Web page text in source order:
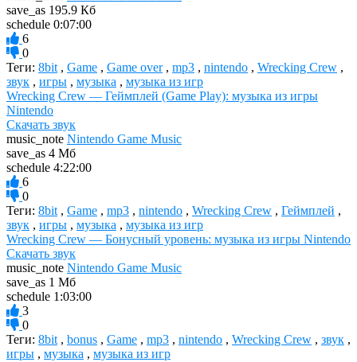
save_as 195.9 Кб
schedule 0:07:00
6
0
Теги: 8bit , Game , Game over, mp3 , nintendo , Wrecking Crew ,
звук , игры , музыка , музыка из игр
Wrecking Crew — Геймплей (Game Play): музыка из игры
Nintendo
Скачать звук
music_note Nintendo Game Music
save_as 4 Мб
schedule 4:22:00
6
0
Теги: 8bit , Game , mp3 , nintendo , Wrecking Crew , Геймплей ,
звук , игры , музыка , музыка из игр
Wrecking Crew — Бонусный уровень: музыка из игры Nintendo
Скачать звук
music_note Nintendo Game Music
save_as 1 Мб
schedule 1:03:00
3
0
Теги: 8bit , bonus , Game , mp3 , nintendo , Wrecking Crew , звук ,
игры , музыка , музыка из игр